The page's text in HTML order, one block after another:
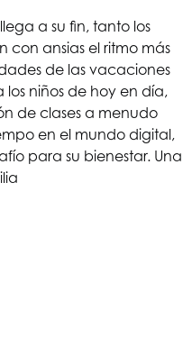
a su fin, tanto los
con ansias el ritmo más
de las vacaciones
niños de hoy en día,
de clases a menudo
en el mundo digital,
para su bienestar. Una